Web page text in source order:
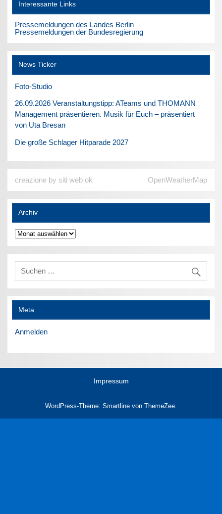
Interessante Links
Pressemeldungen des Landes Berlin
Pressemeldungen der Bundesregierung
News Ticker
Foto-Studio
26.09.2026 Veranstaltungstipp: ATeams und THOMANN
Management präsentieren. Musik für Euch – präsentiert
von Uta Bresan
Die große Schlager Hitparade 2027
creazione by siti web ok OpenWeatherMap
Archiv
Archiv
Meta
Anmelden
Impressum
WordPress-Theme: Smartline von ThemeZee.